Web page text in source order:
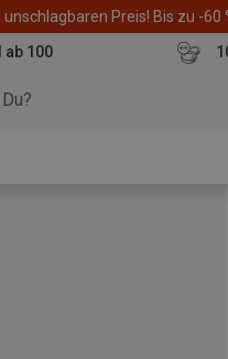
Preis! Bis zu -60
ab 100